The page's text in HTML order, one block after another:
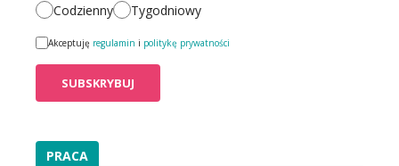
Codzienny Tygodniowy
Akceptuję regulamin i politykę prywatności
PRACA